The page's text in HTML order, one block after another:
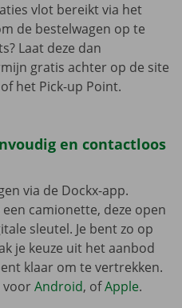
vlot bereikt via het
de bestelwagen op te
Laat deze dan
gratis achter op de site
het Pick-up Point.
en contactloos
via de Dockx-app.
camionette, deze open
sleutel. Je bent zo op
je keuze uit het aanbod
klaar om te vertrekken.
voorAndroid, ofApple.